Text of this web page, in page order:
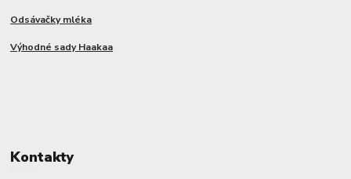
Odsávačky mléka
Výhodné sady Haakaa
Kontakty